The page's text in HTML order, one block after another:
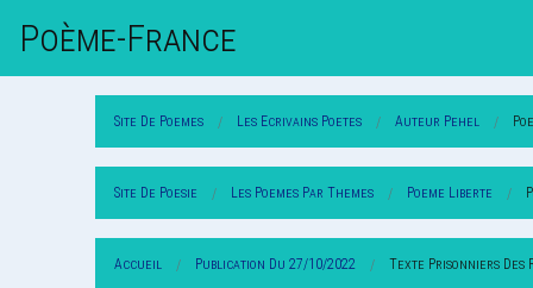
Poème-FrAnce
Site De Poemes Les Ecrivains Poetes Auteur Pehel
Site De Poesie Les Poemes Par Themes Poeme Liberte
Accueil Publication Du 27/10/2022 Texte Prisonniers Des